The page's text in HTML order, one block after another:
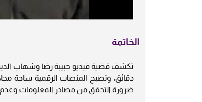
الخاتمة
تكشف قضية فيديو حبيبة رضا وشهاب
دقائق، وتصبح المنصات الرقمية ساحة
ضرورة التحقق من مصادر المعلومات وعدم